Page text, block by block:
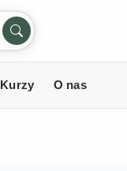
Kurzy O nas